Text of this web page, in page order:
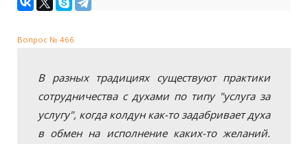
Вопрос № 466
В разных традициях существуют практики
сотрудничества с духами по типу "услуга за
услугу", когда колдун как-то задабривает духа
в обмен на исполнение каких-то желаний.